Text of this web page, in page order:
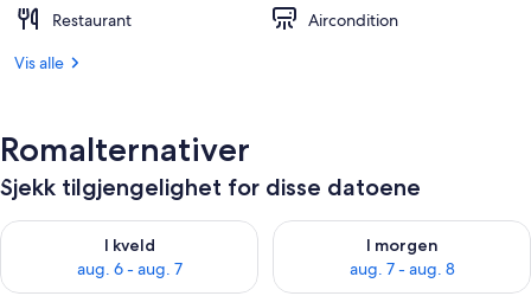
Restaurant
Aircondition
Vis alle
Romalternativer
Sjekk tilgjengelighet for disse datoene
I kveld
aug. 6 - aug. 7
Sjekk tilgjengelighet for i kveld, aug. 6 - aug. 7
I morgen
aug. 7 - aug. 8
Sjekk tilgjengelighet for i